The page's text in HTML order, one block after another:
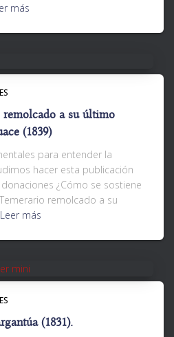
más
a su último
(1839)
para entender la
hacer esta publicación
¿Cómo se sostiene
remolcado a su
Leer más
(1831).